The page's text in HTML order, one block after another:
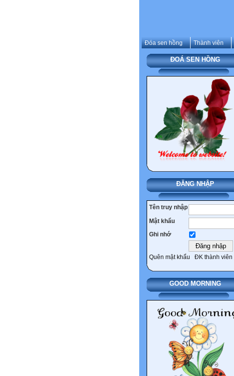
Đóa sen hồng Thành viên
ĐOÁ SEN HỒNG
ĐĂNG NHẬP
Tên truy nhập
Mật khẩu
Ghi nhớ
Quên mật khẩu ĐK thành viên
GOOD MORNING